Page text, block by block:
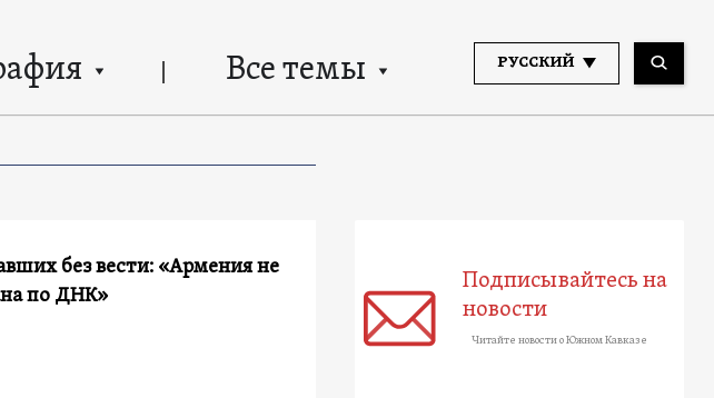
Все темы РУССКИЙ
без вести: «Армения не
по ДНК»
Подписывайтесь на
новости
Читайте новости о Южном Кавказе